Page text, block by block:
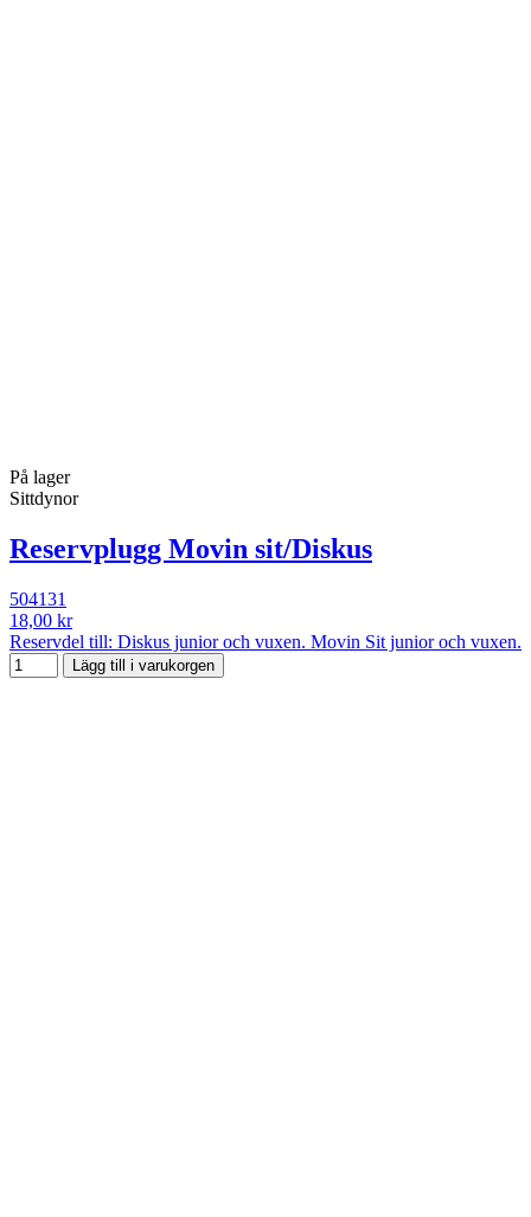
På lager
Sittdynor
Reservplugg Movin sit/Diskus
504131
18,00 kr
Reservdel till: Diskus junior och vuxen. Movin Sit junior och vuxen.
Lägg till i varukorgen